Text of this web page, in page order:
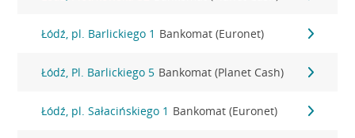
Łódź, pl. Barlickiego 1 Bankomat (Euronet)
Łódź, Pl. Barlickiego 5 Bankomat (Planet Cash)
Łódź, pl. Sałacińskiego 1 Bankomat (Euronet)